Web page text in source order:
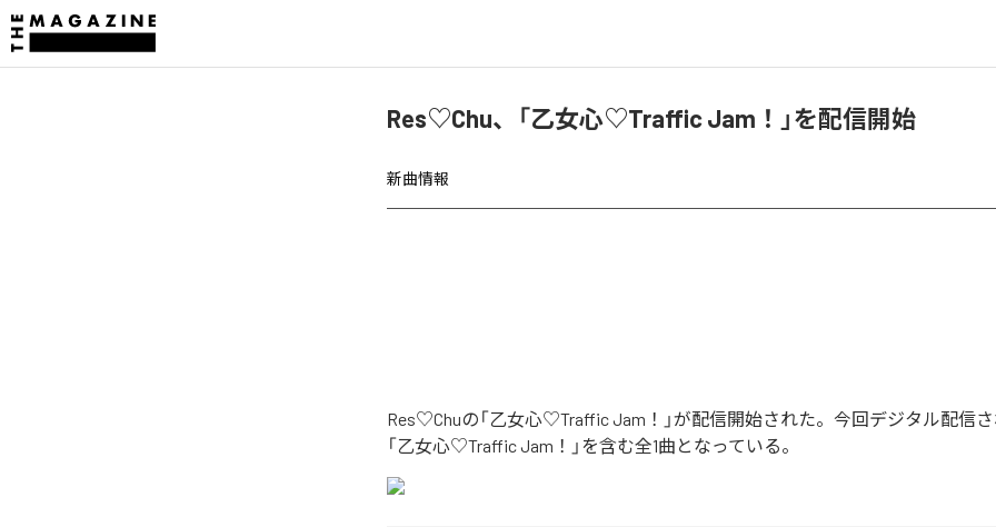
Res♡Chu、「乙女心♡Traffic Jam！」を配信開始
新曲情報
Res♡Chuの「乙女心♡Traffic Jam！」が配信開始された。今回デジタル配信さ
「乙女心♡Traffic Jam！」を含む全1曲となっている。